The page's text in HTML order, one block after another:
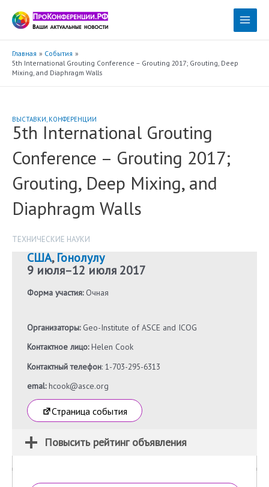
содержимому
Main
Главная
События
5th International Grouting Conference – Grouting 2017; Grouting, Deep
Mixing, and Diaphragm Walls
ВЫСТАВКИ, КОНФЕРЕНЦИИ
5th International Grouting
Conference – Grouting 2017;
Grouting, Deep Mixing, and
Diaphragm Walls
ТЕХНИЧЕСКИЕ НАУКИ
США,Гонолулу
9 июля–12 июля 2017
Форма участия:Очная
Организаторы:Geo-Institute of ASCE and ICOG
Контактное лицо:Helen Cook
Контактный телефон: 1-703-295-6313
emal:hcook@asce.org
Страница события
Повысить рейтинг объявления